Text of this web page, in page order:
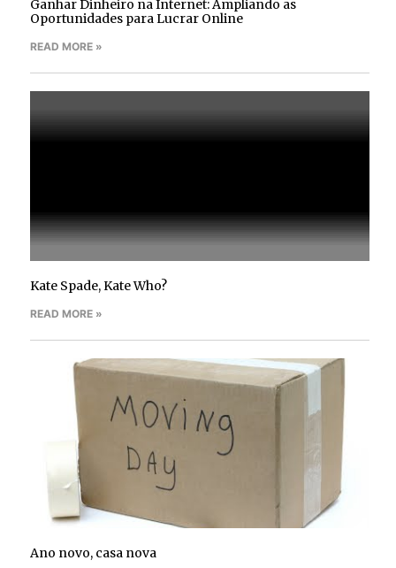
Ganhar Dinheiro na Internet: Ampliando as
Oportunidades para Lucrar Online
READ MORE »
Kate Spade, Kate Who?
READ MORE »
Ano novo, casa nova